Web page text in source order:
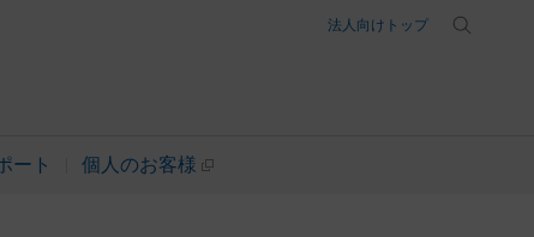
法人向けトップ
ート 個人のお客様